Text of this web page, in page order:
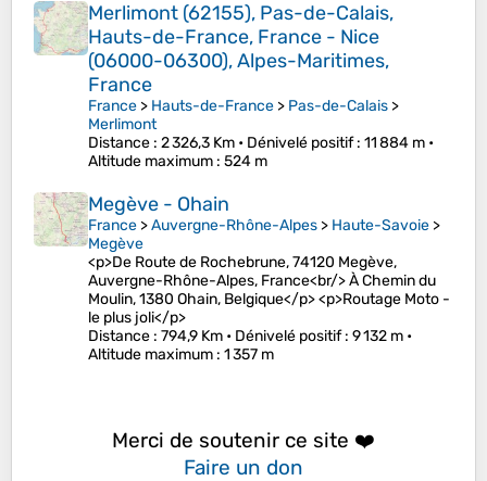
Merlimont (62155), Pas-de-Calais,
Hauts-de-France, France - Nice
(06000-06300), Alpes-Maritimes,
France
France > Hauts-de-France > Pas-de-Calais >
Merlimont
Distance : 2 326,3 Km • Dénivelé positif: 11 884 m •
Altitude maximum : 524 m
Megève - Ohain
France >Auvergne-Rhône-Alpes > Haute-Savoie >
Megève
<p>De Route de Rochebrune, 74120 Megève,
Auvergne-Rhône-Alpes, France<br/> À Chemin du
Moulin, 1380 Ohain, Belgique</p> <p>Routage Moto -
le plus joli</p>
Distance : 794,9 Km • Dénivelé positif: 9 132 m •
Altitude maximum : 1 357 m
Merci de soutenir ce site ❤️
Faire un don